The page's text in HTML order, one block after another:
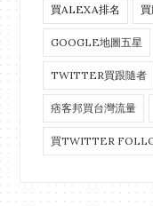
買ALEXA排名
GOOGLE地圖五星
TWITTER買跟隨者
痞客邦買台灣流量
買TWITTER